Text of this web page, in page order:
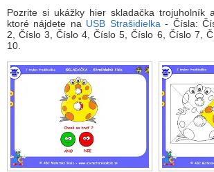
Pozrite si ukážky hier skladačka trojuholník
ktoré nájdete na USB Strašidielka- Čísla:
2, Číslo 3, Číslo 4, Číslo 5, Číslo 6, Číslo 7,
10.